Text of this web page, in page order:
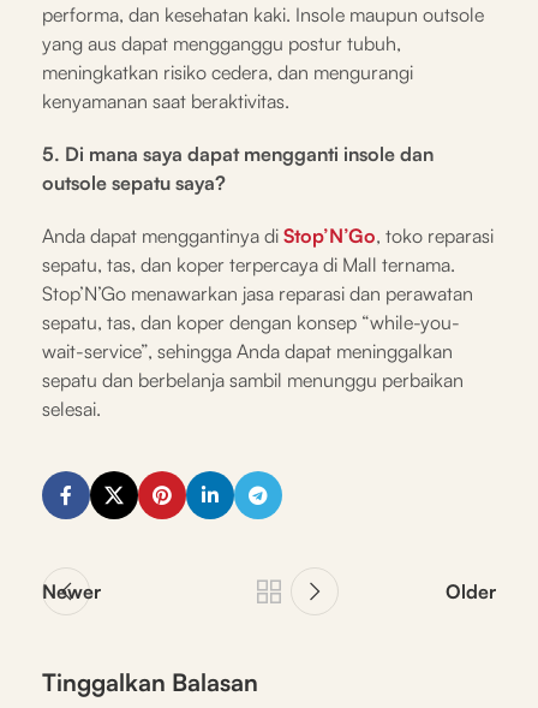
performa, dan kesehatan kaki. Insole maupun outsole
yang aus dapat mengganggu postur tubuh,
meningkatkan risiko cedera, dan mengurangi
kenyamanan saat beraktivitas.
5. Di mana saya dapat mengganti insole dan
outsole sepatu saya?
Anda dapat menggantinya di Stop’N’Go, toko reparasi
sepatu, tas, dan koper terpercaya di Mall ternama.
Stop’N’Go menawarkan jasa reparasi dan perawatan
sepatu, tas, dan koper dengan konsep “while-you-
wait-service”, sehingga Anda dapat meninggalkan
sepatu dan berbelanja sambil menunggu perbaikan
selesai.
Newer Older
Tinggalkan Balasan